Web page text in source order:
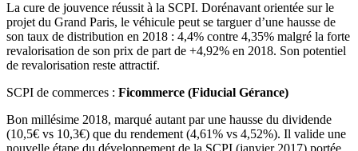
La cure de jouvence réussit à la SCPI. Dorénavant orientée sur le
projet du Grand Paris, le véhicule peut se targuer d’une hausse de
son taux de distribution en 2018 : 4,4% contre 4,35% malgré la forte
revalorisation de son prix de part de +4,92% en 2018. Son potentiel
de revalorisation reste attractif.
SCPI de commerces : Ficommerce (Fiducial Gérance)
Bon millésime 2018, marqué autant par une hausse du dividende
(10,5€ vs 10,3€) que du rendement (4,61% vs 4,52%). Il valide une